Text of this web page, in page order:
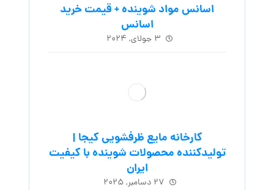
اسانس مواد شوینده + قیمت خرید
اسانس
۳ جولای, ۲۰۲۴
کارخانه مایع ظرفشویی کیجا |
تولیدکننده محصولات شوینده با کیفیت
ایران
۲۷ دسامبر, ۲۰۲۵